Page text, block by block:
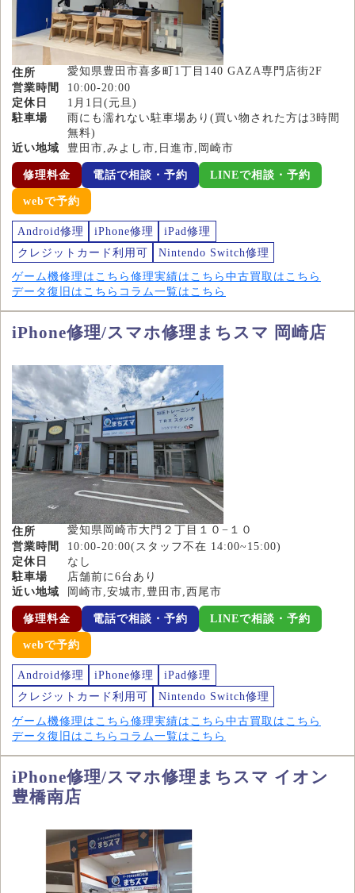
住所
愛知県豊田市喜多町1丁目140 GAZA専門店街2F
営業時間
10:00-20:00
定休日
1月1日(元旦)
駐車場
雨にも濡れない駐車場あり(買い物された方は3時間
無料)
近い地域
豊田市,みよし市,日進市,岡崎市
修理料金 電話で相談・予約 LINEで相談・予約
webで予約
Android修理 iPhone修理
iPad修理
クレジットカード利用可
Nintendo Switch修理
ゲーム機修理はこちら 修理実績はこちら 中古買取はこちら
データ復旧はこちら コラム一覧はこちら
iPhone修理/スマホ修理まちスマ 岡崎店
住所
愛知県岡崎市大門２丁目１０−１０
営業時間
10:00-20:00(スタッフ不在 14:00~15:00)
定休日
なし
駐車場
店舗前に6台あり
近い地域
岡崎市,安城市,豊田市,西尾市
修理料金 電話で相談・予約 LINEで相談・予約
webで予約
Android修理 iPhone修理
iPad修理
クレジットカード利用可
Nintendo Switch修理
ゲーム機修理はこちら 修理実績はこちら 中古買取はこちら
データ復旧はこちら コラム一覧はこちら
iPhone修理/スマホ修理まちスマ イオン
豊橋南店